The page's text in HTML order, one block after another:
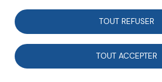
Le Pass Sanitaire vous sera
* Les Ateliers de France
TOUT REFUSER
TOUT ACCEPTER